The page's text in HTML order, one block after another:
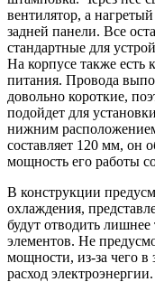
вентилятор, а
задней панели. Все
стандартные для
На корпусе также есть
питания. Провода
довольно короткие,
подойдет для
нижним
составляет 120 мм, он
мощность его работы
В конструкции
охлаждения,
будут отводить
элементов. Не
мощности, из-за чего в
расход